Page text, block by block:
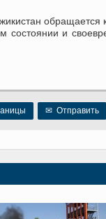
обращается
состоянии и
✉ Отправить